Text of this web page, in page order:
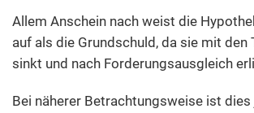
Allem Anschein nach weist die
auf als die Grundschuld, da sie mit den
sinkt und nach Forderungsausgleich
Bei näherer Betrachtungsweise ist